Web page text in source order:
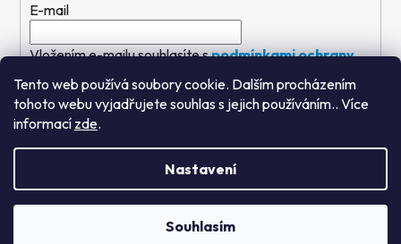
Tento web používá soubory cookie. Dalším procházením
tohoto webu vyjadřujete souhlas s jejich používáním.. Více
informací zde.
Nastavení
Souhlasím
E-mail
Vložením e-mailu souhlasíte spodmínkami ochrany
osobních údajů
PŘIHLÁSIT SE
Výtvarné hračky